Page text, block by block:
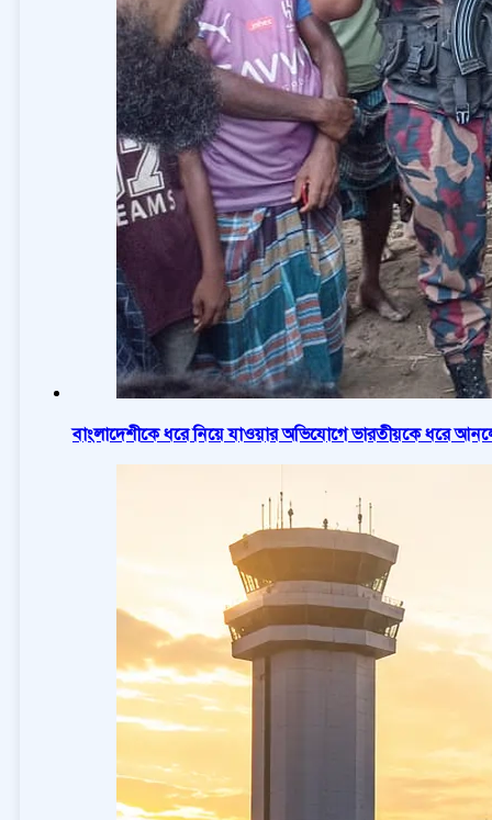
বাংলাদেশীকে ধরে নিয়ে যাওয়ার অভিযোগে ভারতীয়কে ধরে